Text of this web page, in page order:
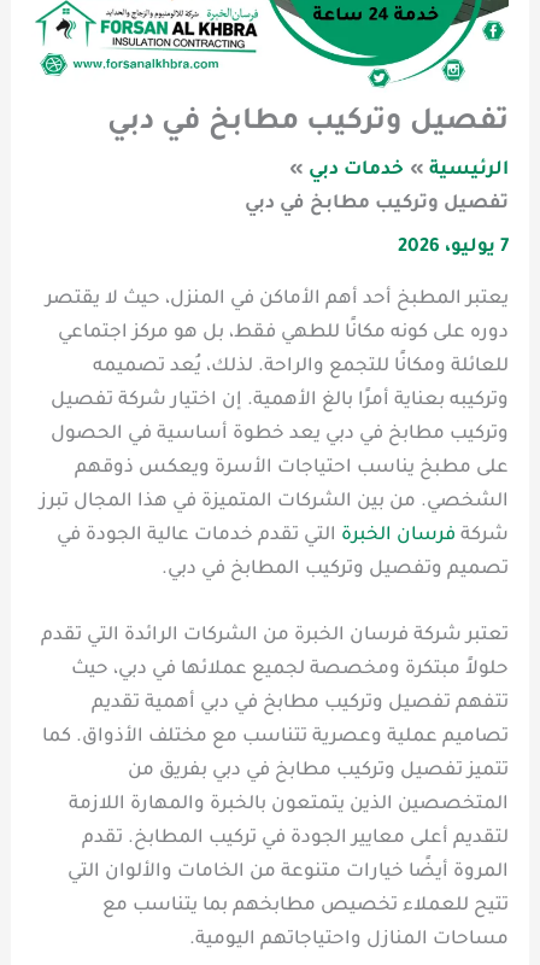
تفصيل وتركيب مطابخ في دبي
الرئيسية
خدمات دبي
تفصيل وتركيب مطابخ في دبي
7 يوليو، 2026
يعتبر المطبخ أحد أهم الأماكن في المنزل، حيث لا يقتصر
دوره على كونه مكانًا للطهي فقط، بل هو مركز اجتماعي
للعائلة ومكانًا للتجمع والراحة. لذلك، يُعد تصميمه
وتركيبه بعناية أمرًا بالغ الأهمية. إن اختيار شركة تفصيل
وتركيب مطابخ في دبي يعد خطوة أساسية في الحصول
على مطبخ يناسب احتياجات الأسرة ويعكس ذوقهم
الشخصي. من بين الشركات المتميزة في هذا المجال تبرز
شركة فرسان الخبرة التي تقدم خدمات عالية الجودة في
تصميم وتفصيل وتركيب المطابخ في دبي.
تعتبر شركة فرسان الخبرة من الشركات الرائدة التي تقدم
حلولاً مبتكرة ومخصصة لجميع عملائها في دبي، حيث
تتفهم تفصيل وتركيب مطابخ في دبي أهمية تقديم
تصاميم عملية وعصرية تتناسب مع مختلف الأذواق. كما
تتميز تفصيل وتركيب مطابخ في دبي بفريق من
المتخصصين الذين يتمتعون بالخبرة والمهارة اللازمة
لتقديم أعلى معايير الجودة في تركيب المطابخ. تقدم
المروة أيضًا خيارات متنوعة من الخامات والألوان التي
تتيح للعملاء تخصيص مطابخهم بما يتناسب مع
مساحات المنازل واحتياجاتهم اليومية.